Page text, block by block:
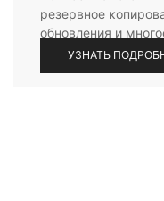
резервное
обновления и
УЗНАТЬ